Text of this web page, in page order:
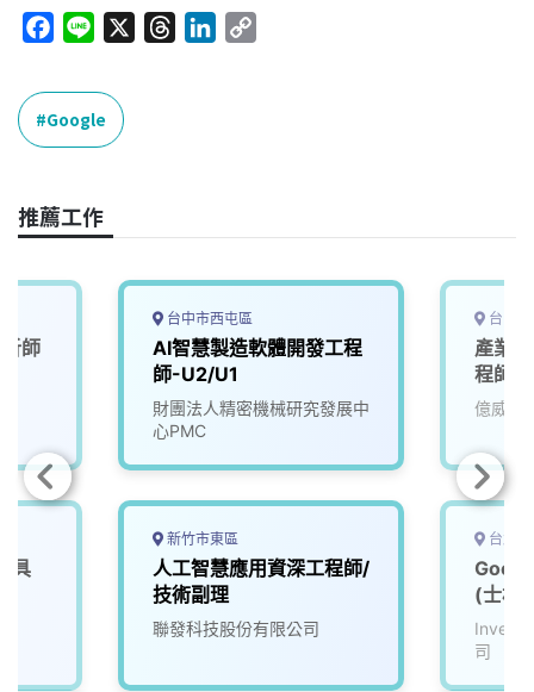
c
e
b
o
k
n
e
n
k
Google
推薦工作
師
具
台中市西屯區
AI智慧製造軟體開發工程
師-U2/U1
財團法人精密機械研究發展中
心PMC
新竹市東區
人工智慧應用資深工程師/
技術副理
聯發科技股份有限公司
台中
產業
程師
億威電
台北
(士林)
司